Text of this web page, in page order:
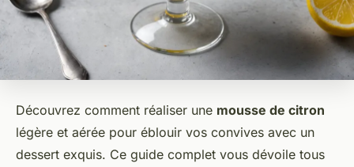
Découvrez comment réaliser une mousse de citron
légère et aérée pour éblouir vos convives avec un
dessert exquis. Ce guide complet vous dévoile tous